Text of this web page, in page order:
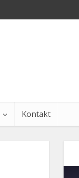
Kontakt